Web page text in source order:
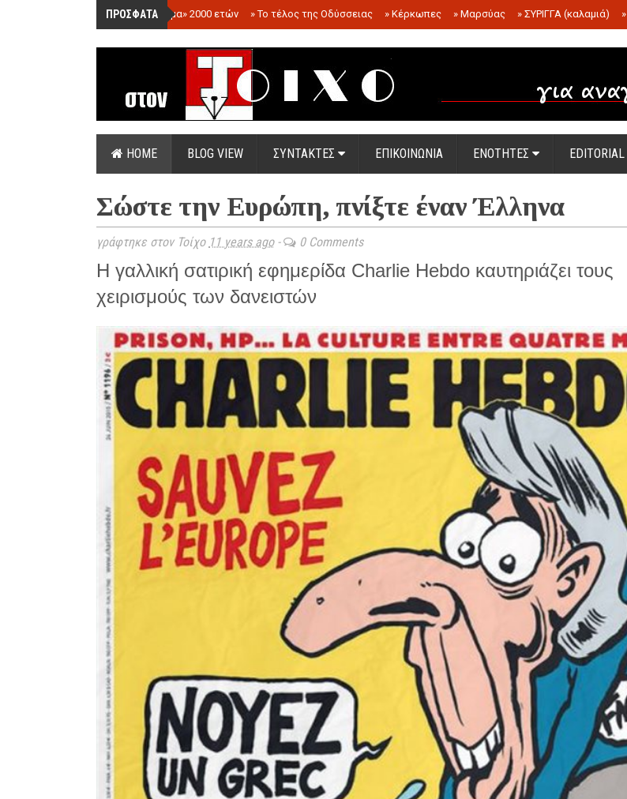
ΠΡΟΣΦΑΤΑ
»«Ολόγραμμα» 2000 ετών »Το τέλος της Οδύσσειας » Κέρκωπες » Μαρσύας » ΣΥΡΙΓΓΑ (καλαμιά) »
.
HOME BLOG VIEW ΣΥΝΤΑΚΤΕΣ ΕΠΙΚΟΙΝΩΝΙΑ ΕΝΟΤΗΤΕΣ EDITORIAL
Σώστε την Ευρώπη, πνίξτε έναν Έλληνα
γράφτηκε στον Τοίχο 11 years ago- 0 Comments
Η γαλλική σατιρική εφημερίδα Charlie Hebdo καυτηριάζει τους
χειρισμούς των δανειστών